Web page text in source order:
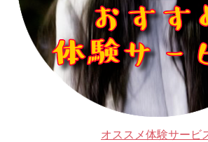
オススメ体験サービ